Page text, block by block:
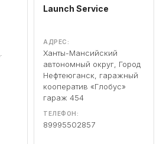
Launch Service
АДРЕС:
Ханты-Мансийский
автономный округ, Город
Нефтеюганск, гаражный
кооператив «Глобус»
гараж 454
ТЕЛЕФОН:
89995502857